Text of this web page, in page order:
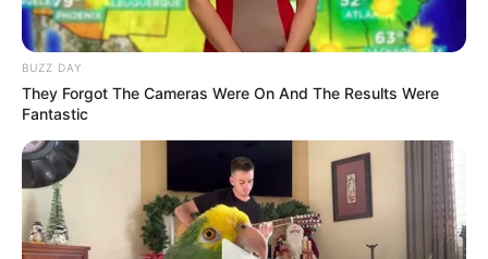
BUZZ DAY
They Forgot The Cameras Were On And The Results Were
Fantastic